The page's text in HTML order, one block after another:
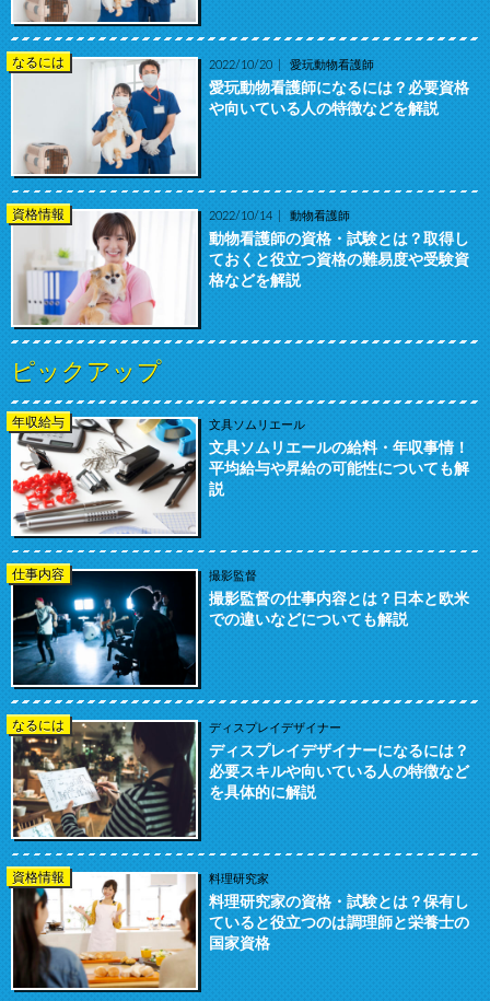
なるには 2022/10/20 愛玩動物看護師
愛玩動物看護師になるには？必要資格
や向いている人の特徴などを解説
資格情報 2022/10/14 動物看護師
動物看護師の資格・試験とは？取得し
ておくと役立つ資格の難易度や受験資
格などを解説
ピックアップ
年収給与 文具ソムリエール
文具ソムリエールの給料・年収事情！
平均給与や昇給の可能性についても解
説
仕事内容 撮影監督
撮影監督の仕事内容とは？日本と欧米
での違いなどについても解説
なるには ディスプレイデザイナー
ディスプレイデザイナーになるには？
必要スキルや向いている人の特徴など
を具体的に解説
資格情報 料理研究家
料理研究家の資格・試験とは？保有し
ていると役立つのは調理師と栄養士の
国家資格